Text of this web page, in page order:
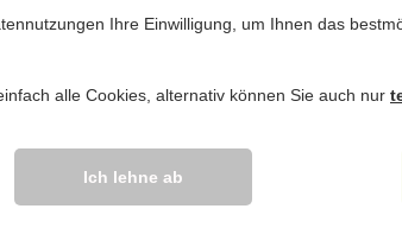
Ihre Einwilligung, um Ihnen das
alle Cookies, alternativ können Sie auch nur
Ich lehne ab